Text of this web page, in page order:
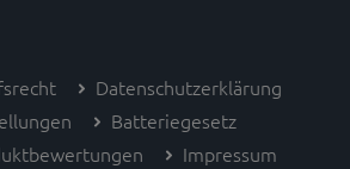
Datenschutzerklärung
Batteriegesetz
Impressum